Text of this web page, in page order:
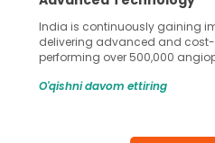
traction in
cardiac care,
procedures annually
like angioplasty and
in